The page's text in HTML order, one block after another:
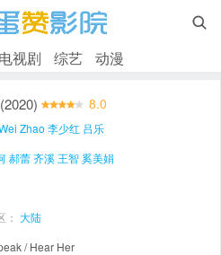

电视剧 综艺 动漫
(2020) 8.0
Zhao 李少红 吕乐
郝蕾齐溪 王智奚美娟
： 大陆
/ Hear Her